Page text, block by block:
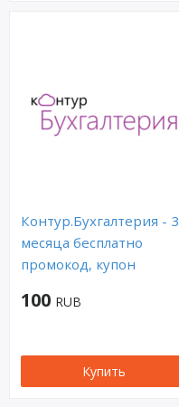
Контур.Бухгалтерия - 3
месяца бесплатно
промокод, купон
100 RUB
Купить